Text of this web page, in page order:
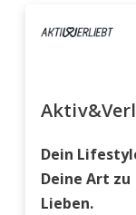
Dein
Deine Art zu
Lieben.